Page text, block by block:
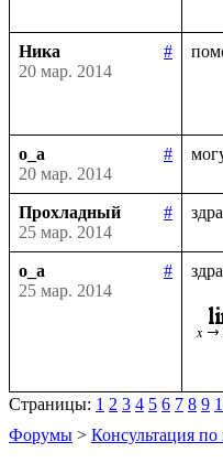
Ника
#
20 мар. 2014
o_a
#
20 мар. 2014
Прохладный
#
25 мар. 2014
o_a
#
25 мар. 2014
Страницы: 1 2 3 4 5 6 7 8 9
Форумы > Консультация по